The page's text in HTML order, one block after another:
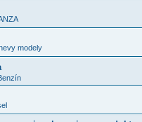
modely